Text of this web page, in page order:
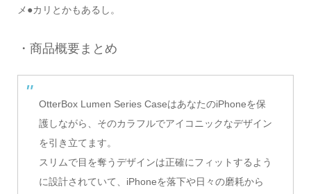
メ●カリとかもあるし。
・商品概要まとめ
OtterBox Lumen Series CaseはあなたのiPhoneを保
護しながら、そのカラフルでアイコニックなデザイン
を引き立てます。
スリムで目を奪うデザインは正確にフィットするよう
に設計されていて、iPhoneを落下や日々の磨耗から